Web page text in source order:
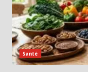
Santé